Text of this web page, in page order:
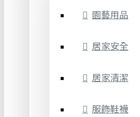
園藝用品
居家安全
居家清潔
服飾鞋襪